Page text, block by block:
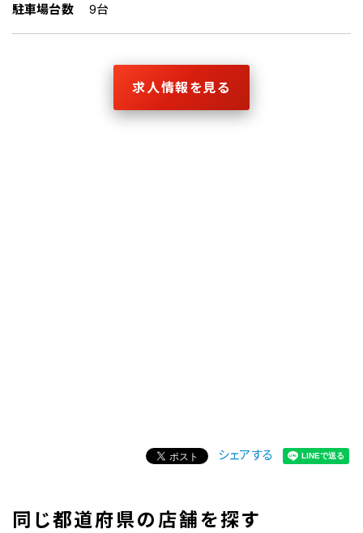
駐車場台数 9台
求人情報を見る
シェアする
同じ都道府県の店舗を探す